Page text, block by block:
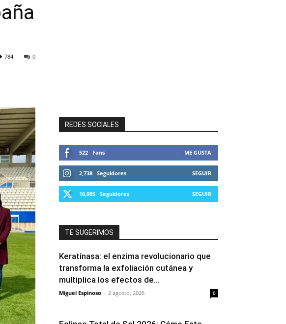
0
784
REDES SOCIALES
522 Fans ME GUSTA
2,738 Seguidores SEGUIR
16,085 Seguidores SEGUIR
TE SUGERIMOS
Keratinasa: el enzima revolucionario que
transforma la exfoliación cutánea y
multiplica los efectos de...
Miguel Espinoso - 2 agosto, 2026 0